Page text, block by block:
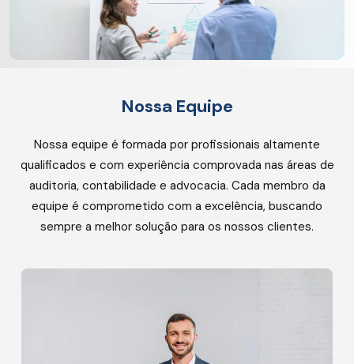
Nossa Equipe
Nossa equipe é formada por profissionais altamente
qualificados e com experiência comprovada nas áreas de
auditoria, contabilidade e advocacia. Cada membro da
equipe é comprometido com a excelência, buscando
sempre a melhor solução para os nossos clientes.